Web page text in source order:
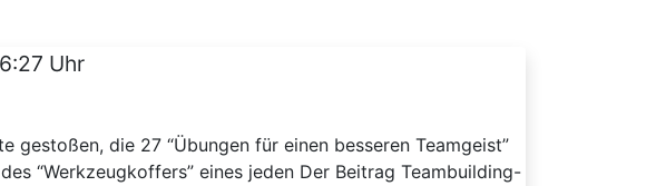
Uhr
die 27 “Übungen für einen besseren Teamgeist”
“Werkzeugkoffers” eines jeden Der Beitrag Teambuilding-